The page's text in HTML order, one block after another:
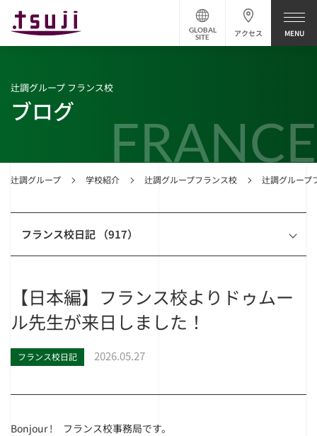
アクセス
GLOBAL
SITE
FRANCE
辻調グループ 学校紹介 辻調グループフランス校 辻調グループ
辻調グループ フランス校
ブログ
フランス校日記 （917）
【日本編】フランス校よりドゥムー
ル先生が来日しました！
フランス校日記 2026.05.27
Bonjour ! フランス校事務局です。